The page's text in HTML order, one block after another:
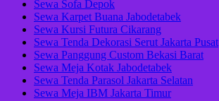
Sewa Sofa Depok
Sewa Karpet Buana Jabodetabek
Sewa Kursi Futura Cikarang
Sewa Tenda Dekorasi Serut Jakarta Pusat
Sewa Panggung Custom Bekasi Barat
Sewa Meja Kotak Jabodetabek
Sewa Tenda Parasol Jakarta Selatan
Sewa Meja IBM Jakarta Timur